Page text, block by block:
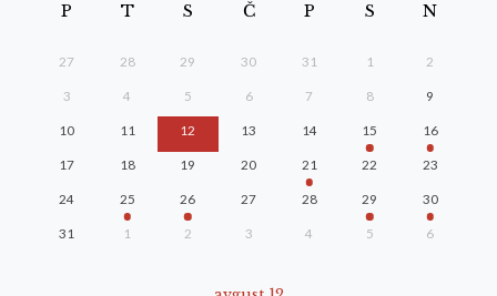
P T S Č P S N
27 28 29 30 31 1 2
3 4 5 6 7 8 9
10 11 12 13 14 15 16
17 18 19 20 21 22 23
24 25 26 27 28 29 30
31 1 2 3 4 5 6